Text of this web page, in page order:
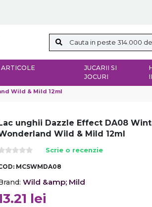
JUCARII SI
JOCURI
Wild & Mild 12ml
unghii Dazzle Effect DA08
Wild & Mild 12ml
Scrie o recenzie
MCSWMDA08
Wild &amp; Mild
lei